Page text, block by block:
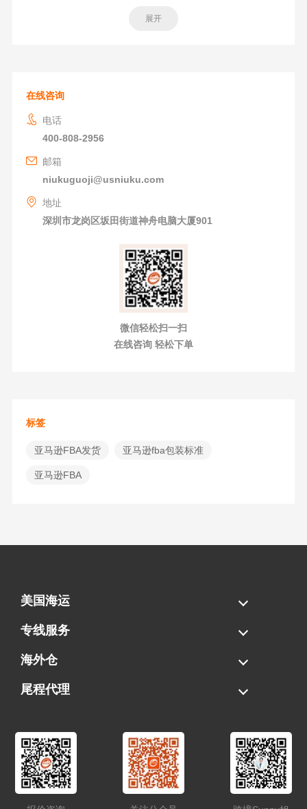
展开
在线咨询
电话
400-808-2956
邮箱
niukuguoji@usniuku.com
地址
深圳市龙岗区坂田街道神舟电脑大厦901
微信轻松扫一扫
在线咨询 轻松下单
标签
亚马逊FBA发货 亚马逊fba包装标准
​亚马逊FBA
美国海运
海运拼柜
海运整柜
美国海卡
加拿大海运
专线服务
FBA专线直送
超大件专线
AWD专线
电池专线
海外仓
一件代发
FBA中转
贴标换标
拆柜/存储
尾程代理